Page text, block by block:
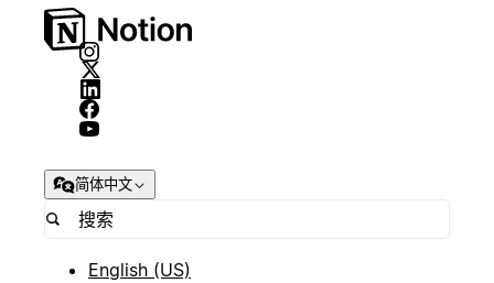
简体中文
English (US)